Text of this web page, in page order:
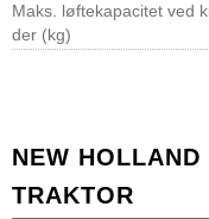
Maks. løftekapacitet ved
der (kg)
NEW
TRAKTOR